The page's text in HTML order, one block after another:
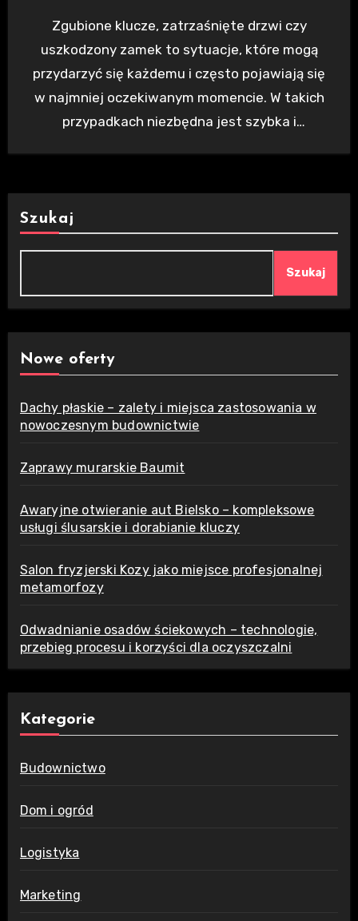
Zgubione klucze, zatrzaśnięte drzwi czy
uszkodzony zamek to sytuacje, które mogą
przydarzyć się każdemu i często pojawiają się
w najmniej oczekiwanym momencie. W takich
przypadkach niezbędna jest szybka i
Szukaj
Szukaj
Nowe oferty
Dachy płaskie – zalety i miejsca zastosowania w
nowoczesnym budownictwie
Zaprawy murarskie Baumit
Awaryjne otwieranie aut Bielsko – kompleksowe
usługi ślusarskie i dorabianie kluczy
Salon fryzjerski Kozy jako miejsce profesjonalnej
metamorfozy
Odwadnianie osadów ściekowych – technologie,
przebieg procesu i korzyści dla oczyszczalni
Kategorie
Budownictwo
Dom i ogród
Logistyka
Marketing